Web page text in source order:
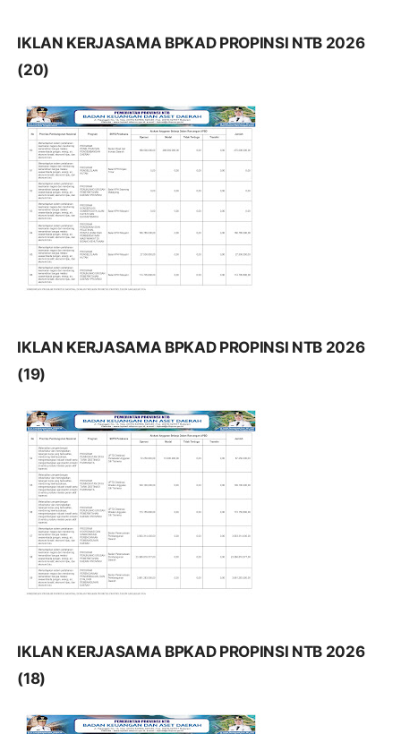
IKLAN KERJASAMA BPKAD PROPINSI NTB 2026
(20)
IKLAN KERJASAMA BPKAD PROPINSI NTB 2026
(19)
IKLAN KERJASAMA BPKAD PROPINSI NTB 2026
(18)